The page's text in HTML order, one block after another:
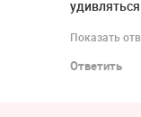
Показать
Ответить